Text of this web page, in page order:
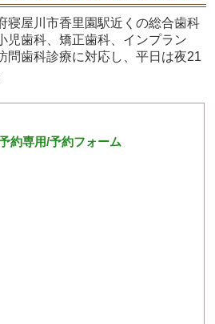
寝屋川市香里園駅近くの総合歯科
児歯科、矯正歯科、インプラン
問歯科診療に対応し、平日は夜21
約専用/予約フォーム